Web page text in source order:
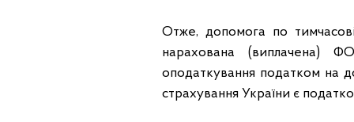
Отже, допомога по
нарахована (виплачена)
оподаткування податком на
страхування України є